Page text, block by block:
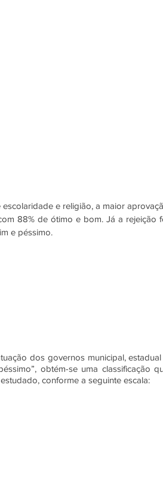
e religião, a maior
88% de ótimo e bom. Já a rejeição
e péssimo.
dos governos municipal,
obtém-se uma classificação
conforme a seguinte escala: